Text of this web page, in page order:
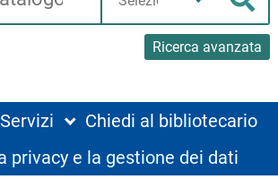
Ricerca avanzata
biblioteca
Servizi
Chiedi al bibliotecario
privacy e la gestione dei dati